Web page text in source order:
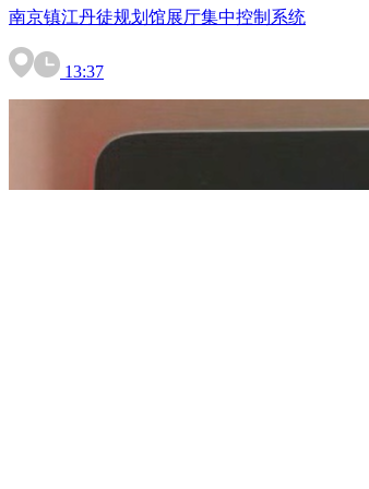
南京镇江丹徒规划馆展厅集中控制系统
13:37